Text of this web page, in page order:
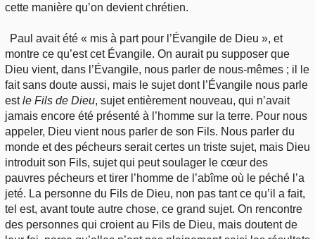
cette manière qu’on devient chrétien.
Paul avait été « mis à part pour l’Évangile de Dieu », et
montre ce qu’est cet Évangile. On aurait pu supposer que
Dieu vient, dans l’Évangile, nous parler de nous-mêmes ; il le
fait sans doute aussi, mais le sujet dont l’Évangile nous parle
estle Fils de Dieu, sujet entièrement nouveau, qui n’avait
jamais encore été présenté à l’homme sur la terre. Pour nous
appeler, Dieu vient nous parler de son Fils. Nous parler du
monde et des pécheurs serait certes un triste sujet, mais Dieu
introduit son Fils, sujet qui peut soulager le cœur des
pauvres pécheurs et tirer l’homme de l’abîme où le péché l’a
jeté. La personne du Fils de Dieu, non pas tant ce qu’il a fait,
tel est, avant toute autre chose, ce grand sujet. On rencontre
des personnes qui croient au Fils de Dieu, mais doutent de